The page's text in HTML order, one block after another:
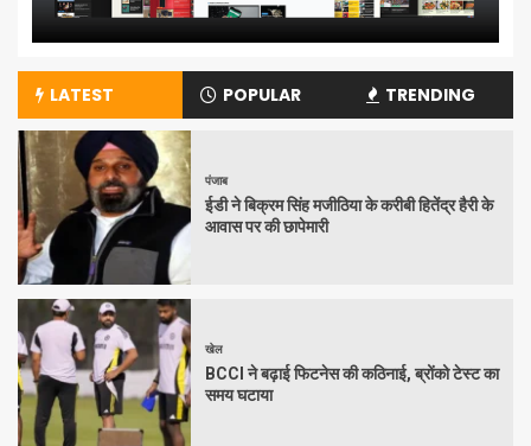
LATEST POPULAR TRENDING
पंजाब
ईडी ने बिक्रम सिंह मजीठिया के करीबी हितेंद्र हैरी के
आवास पर की छापेमारी
खेल
BCCI ने बढ़ाई फिटनेस की कठिनाई, ब्रोंको टेस्ट का
समय घटाया